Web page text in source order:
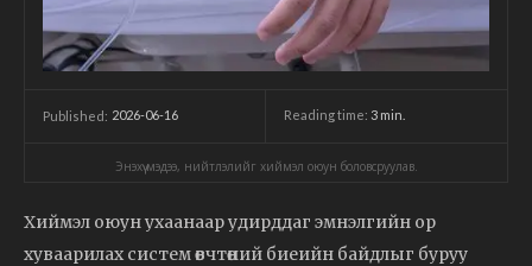
Published: 2026-06-16 Reading time: 3 min.
Энэхүү мэдээ, нийтлэлийг хиймэл оюун боловсруулав.
Хиймэл оюун ухаанаар удирддаг эмнэлгийн ор
хуваарилах систем өвчтөний биеийн байдлыг буруу